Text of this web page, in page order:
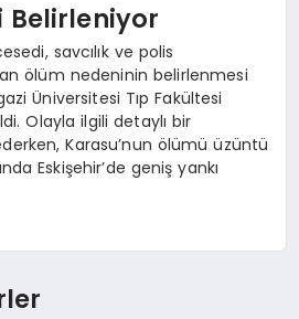
Belirleniyor
savcılık ve polis
ölüm nedeninin belirlenmesi
Üniversitesi Tıp Fakültesi
Olayla ilgili detaylı bir
Karasu’nun ölümü üzüntü
Eskişehir’de geniş yankı